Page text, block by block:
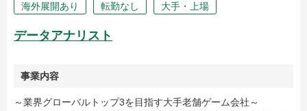
海外展開あり 転勤なし 大手・上場
データアナリスト
事業内容
～業界グローバルトップ3を目指す大手老舗ゲーム会社～